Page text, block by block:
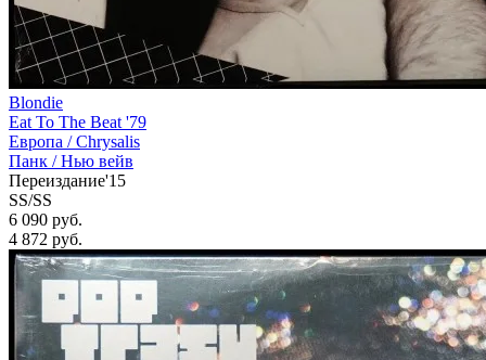
Blondie
Eat To The Beat '79
Европа /Chrysalis
Панк / Нью вейв
Переиздание'15
SS/SS
6 090 руб.
4 872 руб.